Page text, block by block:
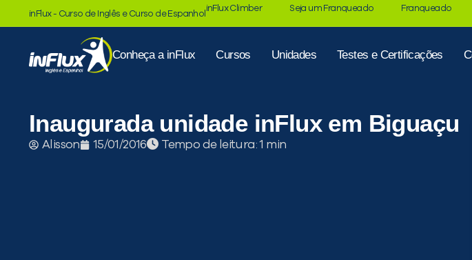
inFlux - Curso de Inglês e Curso de Espanhol
inFlux Climber Seja um Franqueado Franqueado
Conheça a inFlux Cursos Unidades Testes e Certificações
Inaugurada unidade inFlux em Biguaçu
Alisson 15/01/2016 Tempo de leitura: